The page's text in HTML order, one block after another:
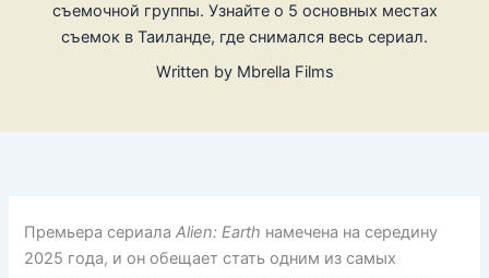
съемочной группы. Узнайте о 5 основных местах
съемок в Таиланде, где снимался весь сериал.
Written by Mbrella Films
Премьера сериалаAlien: Earth намечена на середину
2025 года, и он обещает стать одним из самых